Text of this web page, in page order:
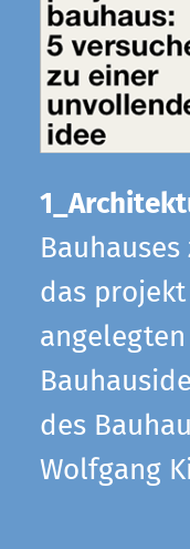
das
des
Wolfgang